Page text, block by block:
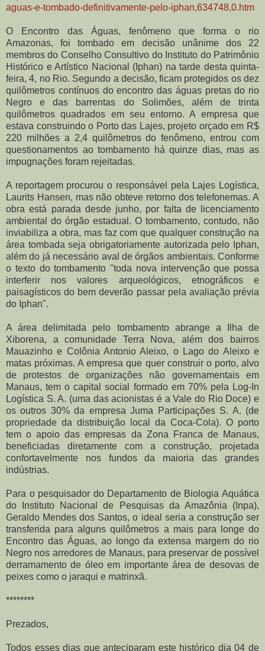
aguas-e-tombado-definitivamente-pelo-iphan,634748,0.htm
O Encontro das Águas, fenômeno que forma o rio
Amazonas, foi tombado em decisão unânime dos 22
membros do Conselho Consultivo do Instituto do Patrimônio
Histórico e Artístico Nacional (Iphan) na tarde desta quinta-
feira, 4, no Rio. Segundo a decisão, ficam protegidos os dez
quilômetros contínuos do encontro das águas pretas do rio
Negro e das barrentas do Solimões, além de trinta
quilômetros quadrados em seu entorno. A empresa que
estava construindo o Porto das Lajes, projeto orçado em R$
220 milhões a 2,4 quilômetros do fenômeno, entrou com
questionamentos ao tombamento há quinze dias, mas as
impugnações foram rejeitadas.
A reportagem procurou o responsável pela Lajes Logística,
Laurits Hansen, mas não obteve retorno dos telefonemas. A
obra está parada desde junho, por falta de licenciamento
ambiental do órgão estadual. O tombamento, contudo, não
inviabiliza a obra, mas faz com que qualquer construção na
área tombada seja obrigatoriamente autorizada pelo Iphan,
além do já necessário aval de órgãos ambientais. Conforme
o texto do tombamento "toda nova intervenção que possa
interferir nos valores arqueológicos, etnográficos e
paisagísticos do bem deverão passar pela avaliação prévia
do Iphan".
A área delimitada pelo tombamento abrange a Ilha de
Xiborena, a comunidade Terra Nova, além dos bairros
Mauazinho e Colônia Antonio Aleixo, o Lago do Aleixo e
matas próximas. A empresa que quer construir o porto, alvo
de protestos de organizações não governamentais em
Manaus, tem o capital social formado em 70% pela Log-In
Logística S. A. (uma das acionistas é a Vale do Rio Doce) e
os outros 30% da empresa Juma Participações S. A. (de
propriedade da distribuição local da Coca-Cola). O porto
tem o apoio das empresas da Zona Franca de Manaus,
beneficiadas diretamente com a construção, projetada
confortavelmente nos fundos da maioria das grandes
indústrias.
Para o pesquisador do Departamento de Biologia Aquática
do Instituto Nacional de Pesquisas da Amazônia (Inpa),
Geraldo Mendes dos Santos, o ideal seria a construção ser
transferida para alguns quilômetros a mais para longe do
Encontro das Águas, ao longo da extensa margem do rio
Negro nos arredores de Manaus, para preservar de possível
derramamento de óleo em importante área de desovas de
peixes como o jaraqui e matrinxã.
********
Prezados,
Todos esses dias que anteciparam este histórico dia 04 de